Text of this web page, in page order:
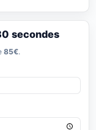
secondes
85€.